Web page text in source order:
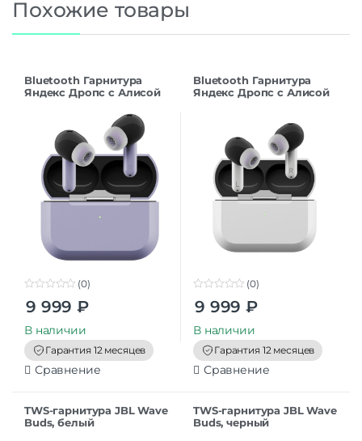
Похожие товары
Bluetooth Гарнитура
Яндекс Дропс с Алисой
o
t
o
f
5
(0)
9 999 ₽
В наличии
Гарантия 12 месяцев
Сравнение
Bluetooth Гарнитура
Яндекс Дропс с Алисой
o
t
o
f
5
(0)
9 999 ₽
В наличии
Гарантия 12 месяцев
Сравнение
TWS-гарнитура JBL Wave
Buds, белый
TWS-гарнитура JBL Wave
Buds, черный